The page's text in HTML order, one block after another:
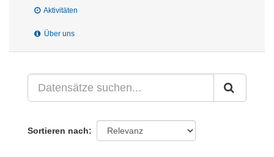
Aktivitäten
Über uns
Sortieren nach